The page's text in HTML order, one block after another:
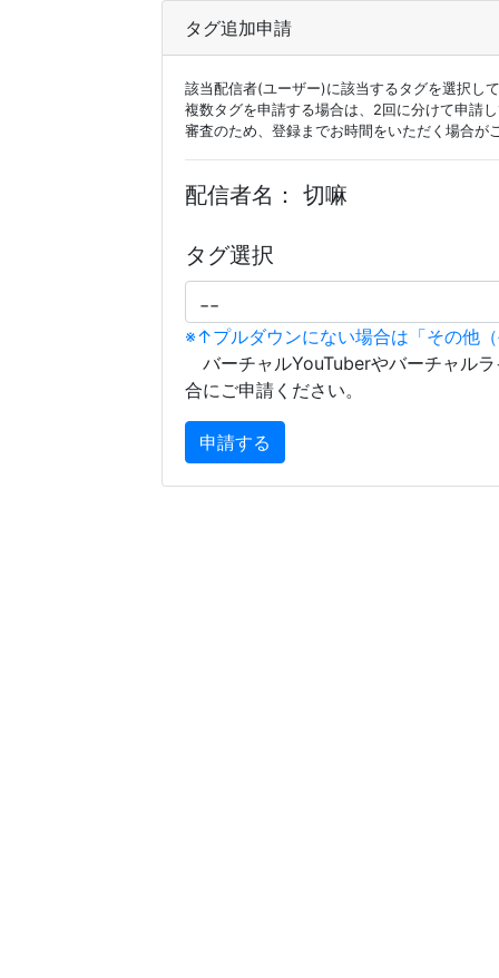
タグ追加申請
該当配信者(ユーザー)に該当するタグを選択し
複数タグを申請する場合は、2回に分けて申請
審査のため、登録までお時間をいただく場合が
配信者名： 切嘛
タグ選択
※↑プルダウンにない場合は「その他
バーチャルYouTuberやバーチャル
合にご申請ください。
申請する